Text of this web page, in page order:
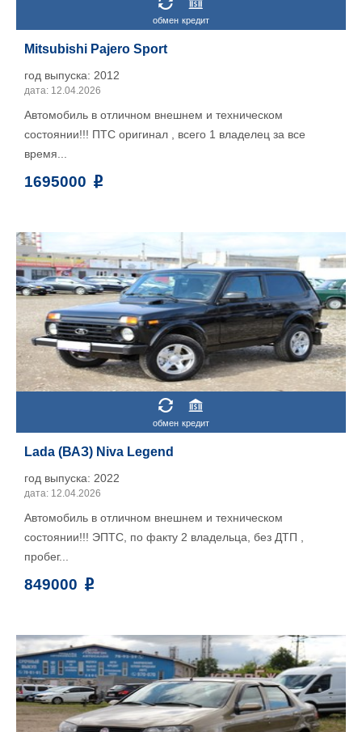
обмен кредит
Mitsubishi Pajero Sport
год выпуска: 2012
дата: 12.04.2026
Автомобиль в отличном внешнем и техническом
состоянии!!! ПТС оригинал , всего 1 владелец за все
время...
1695000
обмен кредит
Lada (ВАЗ) Niva Legend
год выпуска: 2022
дата: 12.04.2026
Автомобиль в отличном внешнем и техническом
состоянии!!! ЭПТС, по факту 2 владельца, без ДТП ,
пробег...
849000